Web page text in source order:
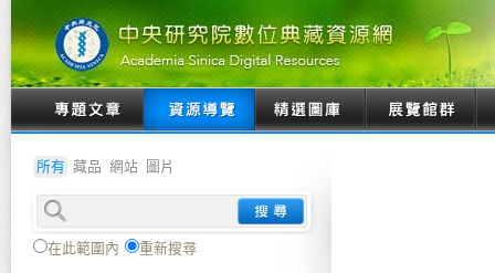
所有 藏品 網站 圖片
在此範圍內 重新搜尋